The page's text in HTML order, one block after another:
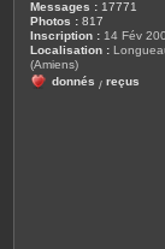
Messages : 17771
Photos : 817
Inscription : 14 Fév
Localisation :
(Amiens)
donnés / reçus